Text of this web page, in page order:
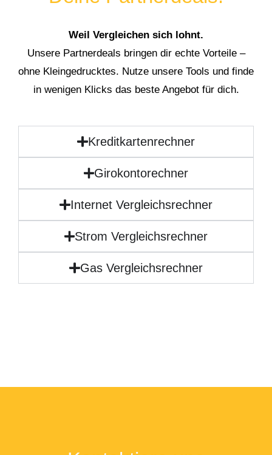
Weil Vergleichen sich lohnt.
Unsere Partnerdeals bringen dir echte Vorteile –
ohne Kleingedrucktes. Nutze unsere Tools und finde
in wenigen Klicks das beste Angebot für dich.
Kreditkartenrechner
Girokontorechner
Internet Vergleichsrechner
Strom Vergleichsrechner
Gas Vergleichsrechner